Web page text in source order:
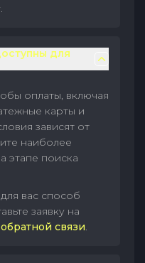
для
оплаты, включая
карты и
зависят от
наиболее
этапе поиска
вас способ
заявку на
связи.